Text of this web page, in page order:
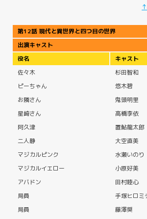
第12話 現代と異世界と四つ目の世界
出演キャスト
役名
キャスト
佐々木
杉田智和
ピーちゃん
悠木碧
お隣さん
鬼頭明里
星崎さん
高橋李依
阿久津
置鮎龍太郎
二人静
大空直美
マジカルピンク
水瀬いのり
マジカルイエロー
小原好美
アバドン
田村睦心
局員
手塚ヒロミ
局員
藤澤奨